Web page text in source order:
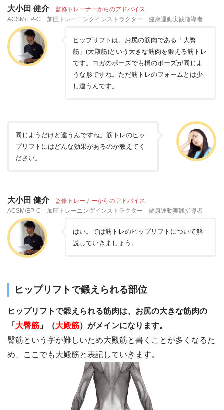
大小田 健介 監修トレーナーからのアドバイス
ACSM/EP-C 加圧トレーニングインストラクター 健康運動実践指導者
ヒップリフトは、お尻の筋肉である「大臀
筋」(大殿筋)という大きな筋肉を鍛える筋トレ
です。ヨガのポーズでも橋のポーズが同じよ
うな形ですね。ただ筋トレのフォームとは少
し違うんです。
同じようだけど違うんですね。筋トレのヒッ
プリフトにはどんな効果があるのか教えてく
ださい。
大小田 健介 監修トレーナーからのアドバイス
ACSM/EP-C 加圧トレーニングインストラクター 健康運動実践指導者
はい。では筋トレのヒップリフトについて解
説していきましょう。
ヒップリフトで鍛えられる部位
ヒップリフトで鍛えられる筋肉は、お尻の大きな筋肉の
「 大臀筋 」（大殿筋）がメインになります。
臀筋という字が難しいため大殿筋と書くことが多くなるた
め、ここでも大殿筋と表記していきます。